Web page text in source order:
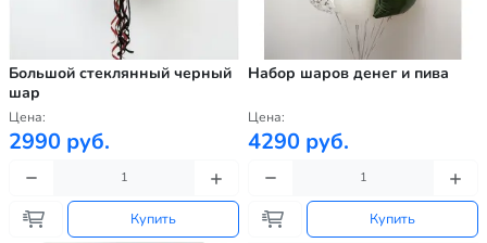
Большой стеклянный черный
шар
Цена:
2990 руб.
Купить
Набор шаров денег и пива
Цена:
4290 руб.
Купить